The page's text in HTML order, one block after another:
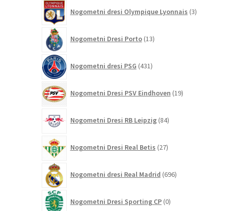
Nogometni dresi Olympique Lyonnais 3izdelki
Nogometni Dresi Porto 13izdelkov
Nogometni dresi PSG 431izdelkov
Nogometni Dresi PSV Eindhoven 19izdelkov
Nogometni Dresi RB Leipzig 84izdelkov
Nogometni Dresi Real Betis 27izdelkov
Nogometni dresi Real Madrid 696izdelkov
Nogometni Dresi Sporting CP 0izdelkov